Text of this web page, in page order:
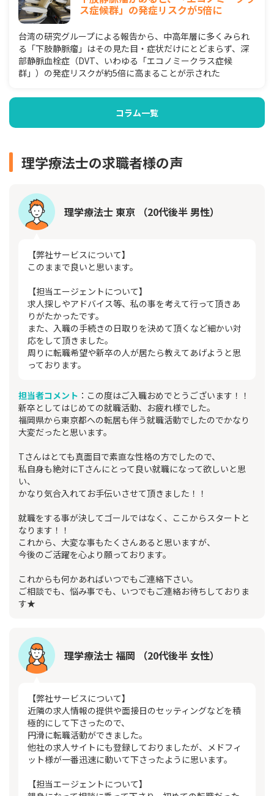
ス症候群」の発症リスクが5倍に
台湾の研究グループによる報告から、中高年層に多くみられ
る「下肢静脈瘤」はその見た目・症状だけにとどまらず、深
部静脈血栓症（DVT、いわゆる「エコノミークラス症候
群」）の発症リスクが約5倍に高まることが示された
コラム一覧
理学療法士の求職者様の声
理学療法士 東京 （20代後半 男性）
【弊社サービスについて】
このままで良いと思います。
【担当エージェントについて】
求人探しやアドバイス等、私の事を考えて行って頂きあ
りがたかったです。
また、入職の手続きの日取りを決めて頂くなど細かい対
応をして頂きました。
周りに転職希望や新卒の人が居たら教えてあげようと思
っております。
担当者コメント ：この度はご入職おめでとうございます！！
新卒としてはじめての就職活動、お疲れ様でした。
福岡県から東京都への転居も伴う就職活動でしたのでかなり
大変だったと思います。
Tさんはとても真面目で素直な性格の方でしたので、
私自身も絶対にTさんにとって良い就職になって欲しいと思
い、
かなり気合入れてお手伝いさせて頂きました！！
就職をする事が決してゴールではなく、ここからスタートと
なります！！
これから、大変な事もたくさんあると思いますが、
今後のご活躍を心より願っております。
これからも何かあればいつでもご連絡下さい。
ご相談でも、悩み事でも、いつでもご連絡お待ちしておりま
す★
理学療法士 福岡 （20代後半 女性）
【弊社サービスについて】
近隣の求人情報の提供や面接日のセッティングなどを積
極的にして下さったので、
円滑に転職活動ができました。
他社の求人サイトにも登録しておりましたが、メドフィ
ット様が一番迅速に動いて下さったように思います。
【担当エージェントについて】